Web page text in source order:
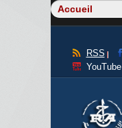
RSS
YouTube